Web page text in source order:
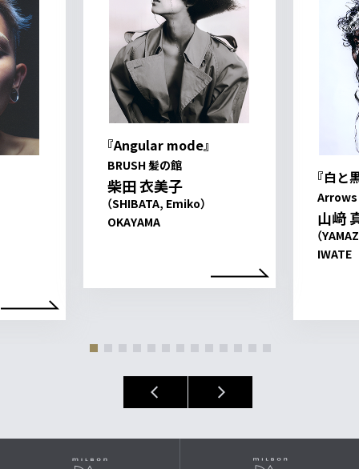
『Angular mode』
BRUSH 髪の館
柴田 衣美子
（SHIBATA, Emiko）
OKAYAMA
『白と
Arrows
山﨑
（
IWATE